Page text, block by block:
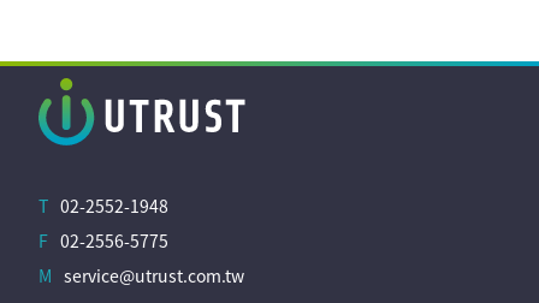
T 02-2552-1948
F 02-2556-5775
M service@utrust.com.tw